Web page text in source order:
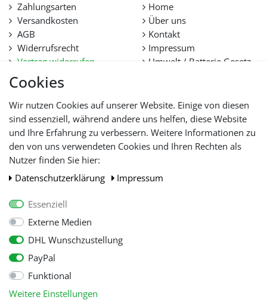
Cookies
Wir nutzen Cookies auf unserer Website. Einige von diesen
sind essenziell, während andere uns helfen, diese Website
und Ihre Erfahrung zu verbessern. Weitere Informationen zu
den von uns verwendeten Cookies und Ihren Rechten als
Nutzer finden Sie hier:
Daten­schutz­erklärung
Impressum
Essenziell
Externe Medien
DHL Wunschzustellung
PayPal
Funktional
Weitere Einstellungen
Zahlungsarten
Versandkosten
AGB
Widerrufsrecht
Vertrag widerrufen
Datenschutz
Hilfe
Lieferfristen und
Lieferbeschränkung
Home
Über uns
Kontakt
Impressum
Umwelt / Batterie Gesetz
WIR AKZEPTIEREN